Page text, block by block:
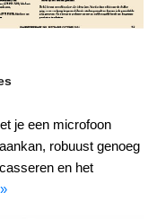
je een microfoon
robuust genoeg
en het